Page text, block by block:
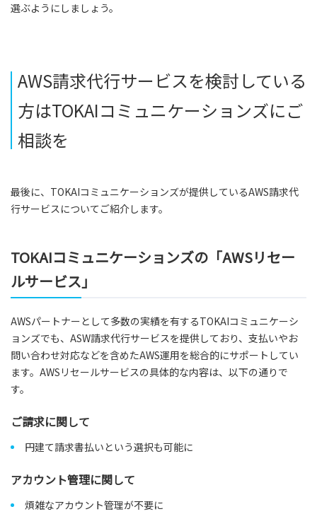
選ぶようにしましょう。
AWS請求代行サービスを検討している
方はTOKAIコミュニケーションズにご
相談を
最後に、TOKAIコミュニケーションズが提供しているAWS請求代
行サービスについてご紹介します。
TOKAIコミュニケーションズの「AWSリセー
ルサービス」
AWSパートナーとして多数の実績を有するTOKAIコミュニケーシ
ョンズでも、ASW請求代行サービスを提供しており、支払いやお
問い合わせ対応などを含めたAWS運用を総合的にサポートしてい
ます。AWSリセールサービスの具体的な内容は、以下の通りで
す。
ご請求に関して
円建て請求書払いという選択も可能に
アカウント管理に関して
煩雑なアカウント管理が不要に